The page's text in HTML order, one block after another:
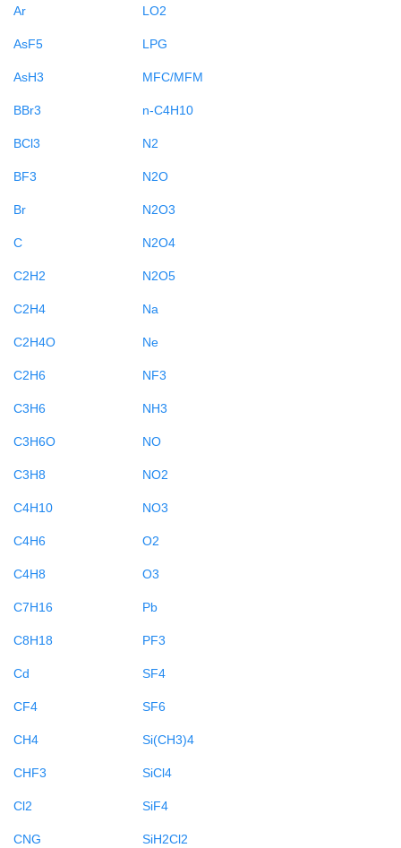
Ar
AsF5
AsH3
BBr3
BCl3
BF3
Br
C
C2H2
C2H4
C2H4O
C2H6
C3H6
C3H6O
C3H8
C4H10
C4H6
C4H8
C7H16
C8H18
Cd
CF4
CH4
CHF3
Cl2
CNG
LO2
LPG
MFC/MFM
n-C4H10
N2
N2O
N2O3
N2O4
N2O5
Na
Ne
NF3
NH3
NO
NO2
NO3
O2
O3
Pb
PF3
SF4
SF6
Si(CH3)4
SiCl4
SiF4
SiH2Cl2